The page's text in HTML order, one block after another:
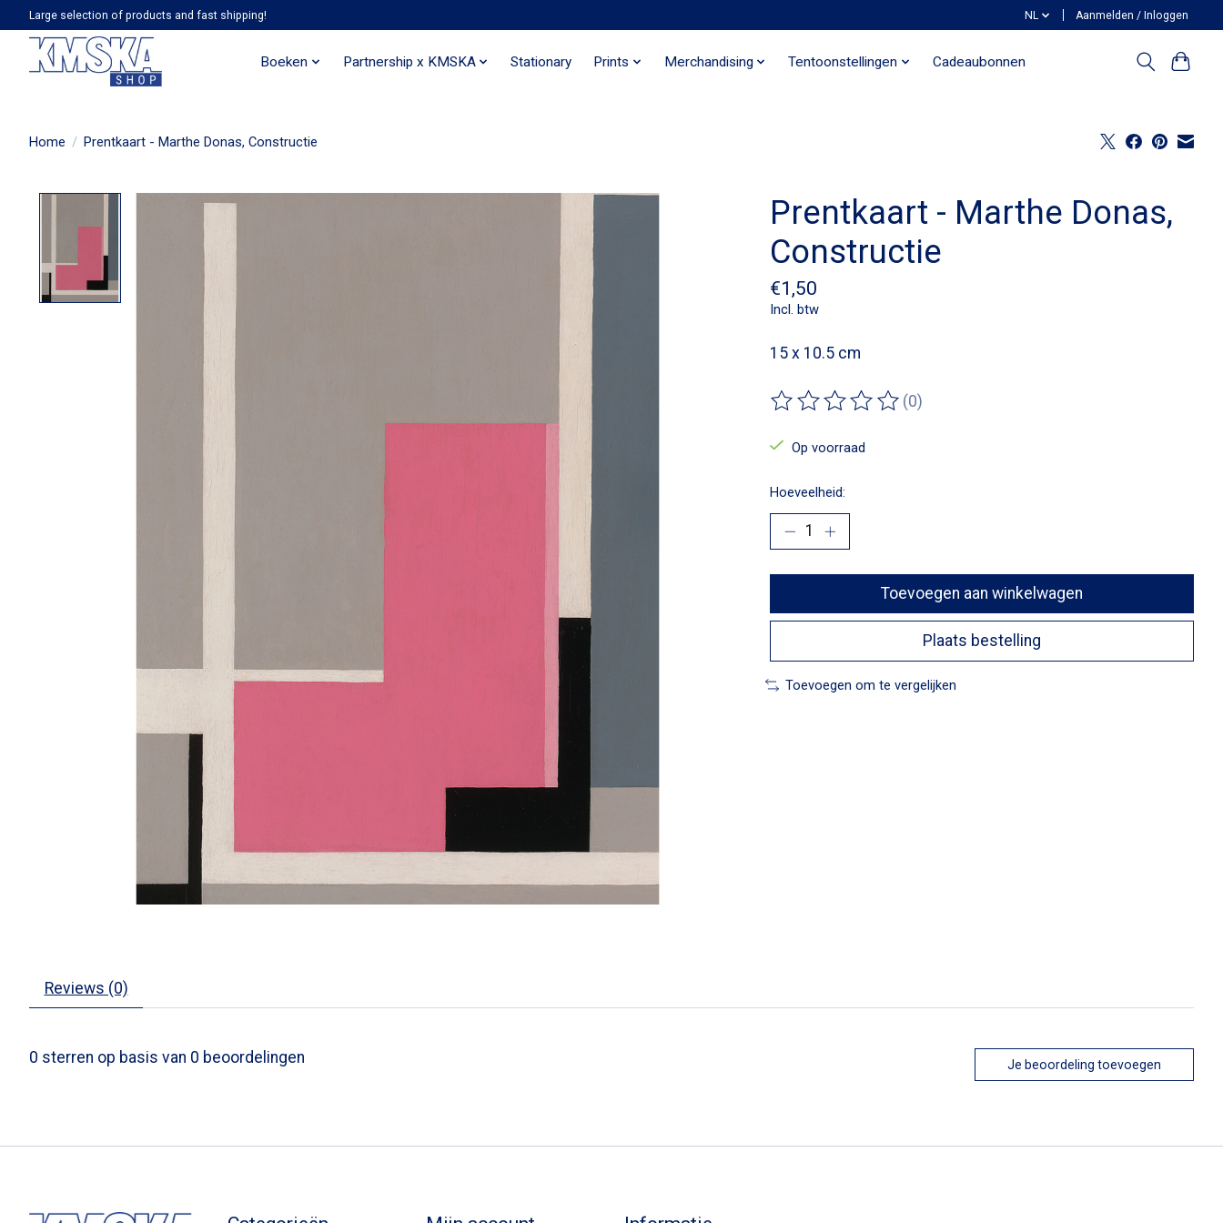
Large selection of products and fast shipping! NL Aanmelden / Inloggen
Boeken Partnership x KMSKA Stationary Prints Merchandising Tentoonstellingen Cadeaubonnen
Home / Prentkaart - Marthe Donas, Constructie
Product image slideshow Items
Prentkaart - Marthe Donas,
Constructie
€1,50
Incl. btw
15 x 10.5 cm
De beoordeling van dit product is
(0)
Op voorraad
Hoeveelheid:
Toevoegen aan winkelwagen
Plaats bestelling
Toevoegen om te vergelijken
Reviews (0)
0 sterren op basis van 0 beoordelingen Je beoordeling toevoegen